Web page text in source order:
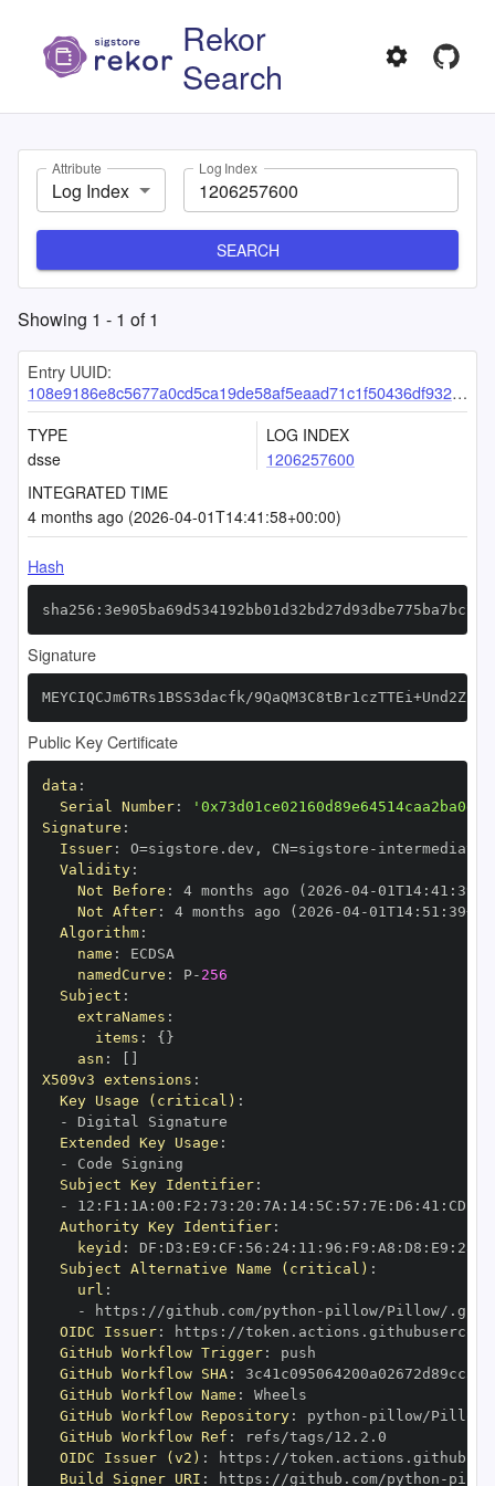
Rekor
Search
Attribute
Log Index
Log Index
SEARCH
Showing 1 - 1 of1
Entry UUID:
108e9186e8c5677a0cd5ca19de58af5eaad71c1f50436df932f1f7e6e779cb0967ac700cf5d3404d
TYPE
dsse
LOG INDEX
1206257600
INTEGRATED TIME
4 months ago (2026-04-01T14:41:58+00:00)
Hash
Signature
MEYCIQCJm6TRs1BSS3dacfk/
Public Key Certificate
data :
Serial Number:
Signature :
Issuer: O=sigstore.dev , CN=sigstore -
Validity:
Not Before : 4 months ago (2026 -04-01T14: 41 :
Not After: 4 months ago (2026 -04-01T14: 51 : 39+00
Algorithm:
name :
namedCurve : P- 256
Subject :
extraNames :
items : { }
asn :
X509v3 extensions :
Key Usage (critical) :
-
Extended Key Usage :
-
Subject Key Identifier:
-
12 : F1 : 1A : 00 : F2 : 73 : 20 : 7A : 14: 5C : 57 : 7E : D6 : 41 : CD
Authority Key Identifier:
keyid : DF : D3 : E9 : CF : 56 : 24: 11 : 96 : F9 : A8 : D8 : E9 : 28
Subject Alternative Name (critical) :
url :
-
https : //github.com/python -
OIDC Issuer: https :
GitHub Workflow Trigger:
GitHub Workflow SHA:
GitHub Workflow Name :
GitHub Workflow Repository: python -
GitHub Workflow Ref :
OIDC Issuer (v2) : https :
Build Signer URI : https : //github.com/python -